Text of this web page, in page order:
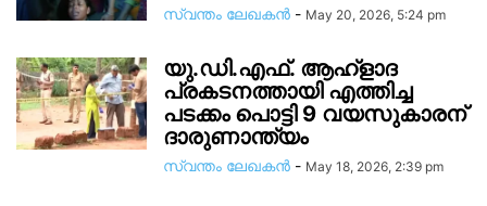
സ്വന്തം ലേഖകന്‍ - May 20, 2026, 5:24 pm
യു.ഡി.എഫ്. ആഹ്ളാദ
പ്രകടനത്തായി എത്തിച്ച
പടക്കം പൊട്ടി 9 വയസുകാരന്
ദാരുണാന്ത്യം
സ്വന്തം ലേഖകന്‍ - May 18, 2026, 2:39 pm